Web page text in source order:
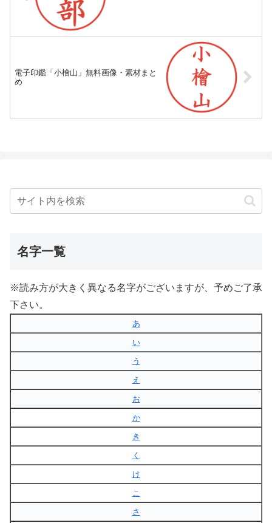
電子印鑑「小檜山」無料画像・素材まと
め
名字一覧
※読み方が大きく異なる名字がございますが、予めご了承
下さい。
あ
い
う
え
お
か
き
く
け
こ
さ